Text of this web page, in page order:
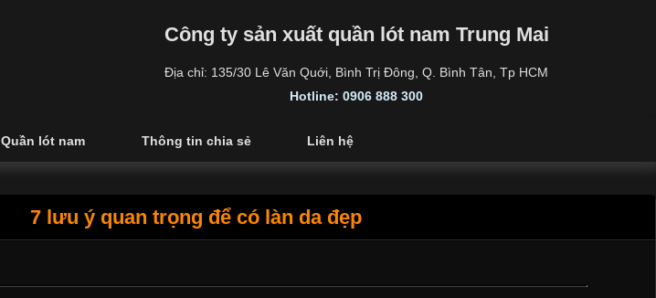
Công ty sản xuất quần lót nam Trung Mai
Địa chỉ: 135/30 Lê Văn Quới, Bình Trị Đông, Q. Bình Tân, Tp HCM
Hotline: 0906 888 300
Quần lót nam Thông tin chia sẻ Liên hệ
7 lưu ý quan trọng để có làn da đẹp